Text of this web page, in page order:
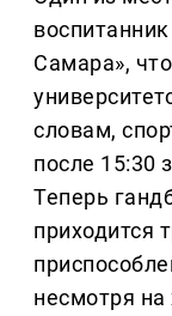
Самара»,
словам,
после 15:30
Теперь
приходится
несмотря